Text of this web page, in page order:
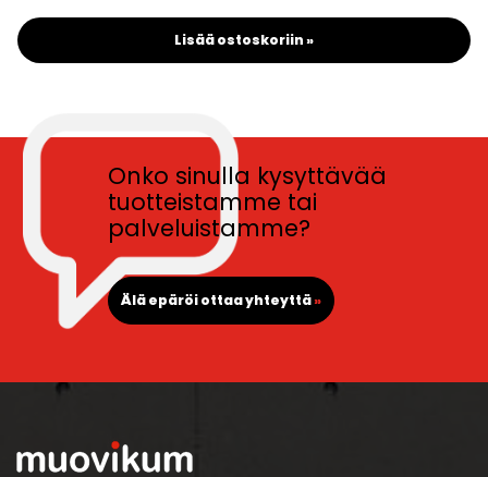
Lisää ostoskoriin »
Onko sinulla kysyttävää
tuotteistamme tai
palveluistamme?
Älä epäröi ottaa yhteyttä»